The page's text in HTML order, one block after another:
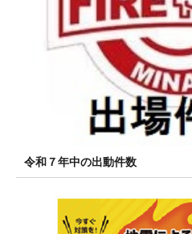
令和７年中の出動件数